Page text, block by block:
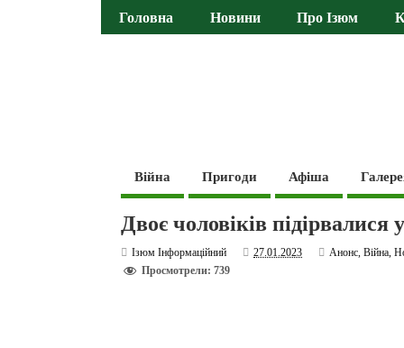
Головна Новини Про Ізюм
Війна Пригоди Афіша
Двоє чоловіків
Ізюм Інформаційний 27.01.2023 Анонс,Війна,
Просмотрели: 739